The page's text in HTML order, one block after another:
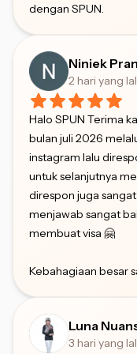
dengan SPUN.
Niniek
2 hari yang
Halo SPUN Terima
bulan juli 2026
instagram lalu
untuk selanjutnya
direspon juga
menjawab sangat
membuat visa 🤗
Kebahagiaan besar
Luna
3 hari yang